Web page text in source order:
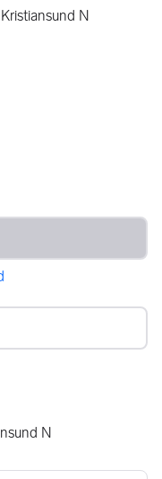
Kristiansund N
N